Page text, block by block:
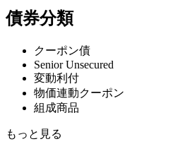
債券分類
クーポン債
Senior Unsecured
変動利付
物価連動クーポン
組成商品
もっと見る